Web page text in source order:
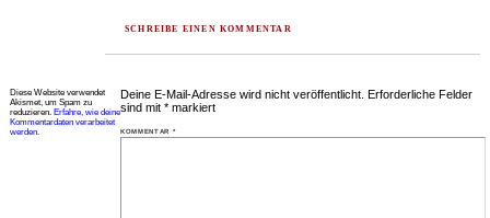
SCHREIBE EINEN KOMMENTAR
Deine E-Mail-Adresse wird nicht veröffentlicht. Erforderliche Felder
sind mit* markiert
KOMMENTAR *
Diese Website verwendet
Akismet, um Spam zu
reduzieren. Erfahre, wie deine
Kommentardaten verarbeitet
werden.